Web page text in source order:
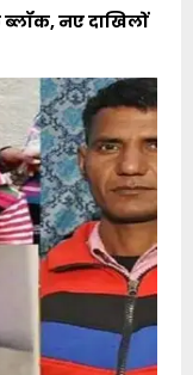
ब्लॉक, नए दाखिलों